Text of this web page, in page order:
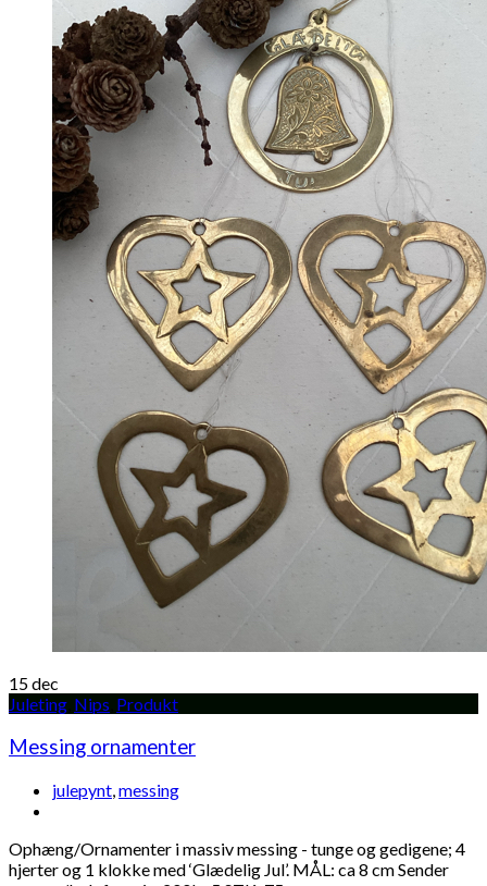
15dec
Juleting Nips Produkt
Messing ornamenter
julepynt messing
Ophæng/Ornamenter i massiv messing - tunge og gedigene; 4
hjerter og 1 klokke med ‘Glædelig Jul’. MÅL: ca 8 cm Sender